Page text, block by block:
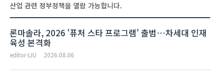
산업 관련 정부정책을 열람 가능합니다.
론마솔라, 2026 '퓨처 스타 프로그램' 출범…차세대 인재
육성 본격화
editor-LIU 2026.08.06